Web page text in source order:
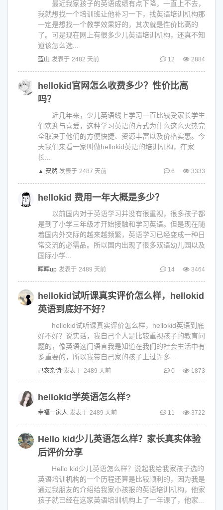
最近我家孩子的英语成绩有点下降，一直上不去，
我就想找一个培训班让他补习一下，找英语培训机构那
一定是想找一个教学效果好的，其次就是性价比高的
了。可是现在网上有很多少儿英语培训机构，还真不知
道该怎么选...
蓝山 发表于 2482 天前 12 2884
hellokid官网怎么收费多少？性价比高
吗？
近几年来，少儿英语线上学习一直比较受家长学生
们欢迎与喜爱，这种学习英语的方式为什么这么火热完
全取决于他们的方便快捷、资源丰富以及价格实惠。今
天我们来看一家叫做hellokid英语的培训机构，在家
长...
▲ 安然 发表于 2487 天前 6 3333
hellokid 费用一年大概是多少？
以前国内对于英语学习并没有很重视，很多孩子都
是到了小学三年级才开始接触和学习英语。但是现在随
着国内外交际的越来越频繁，英语学习已经变成一种日
常交流的必需品。所以国内出现了很多双语幼儿园以及
国际小学...
晖晖up 发表于 2489 天前 14 3464
hellokid试听课真实评价怎么样，hellokid
英语到底好不好？
hellokid试听课真实评价怎么样，hellokid英语到底
好不好？说实话，我自己个人是比较重视孩子的教育问
题的，像英语这门语言我是知道在我们的社会生活中有
多重要的，所以我带自己家的孩子上过许多...
己亥杂诗 发表于 2489 天前 0 1873
hellokid学英语怎么样?
幸福一家人 发表于 2489 天前 11 3722
Hello kid少儿英语怎么样？家长真实体验
后评价分享
Hello kid少儿英语怎么样？说起我给我家孩子选的
英语培训机构的一个历程还算是比较顺利的，因为我是
通过我朋友的介绍给我家小孩报的英语培训机构，他家
孩子就已经在这家英语培训机构上了一年课了，他家...